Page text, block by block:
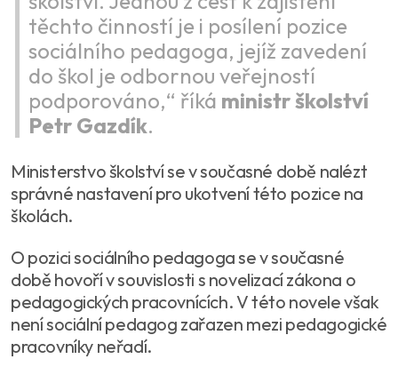
těchto činností je i posílení pozice
sociálního pedagoga, jejíž zavedení
do škol je odbornou veřejností
podporováno,“ říká ministr školství
Petr Gazdík.
Ministerstvo školství se v současné době nalézt
správné nastavení pro ukotvení této pozice na
školách.
O pozici sociálního pedagoga se v současné
době hovoří v souvislosti s novelizací zákona o
pedagogických pracovnících. V této novele však
není sociální pedagog zařazen mezi pedagogické
pracovníky neřadí.